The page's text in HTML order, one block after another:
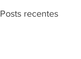
Posts recentes